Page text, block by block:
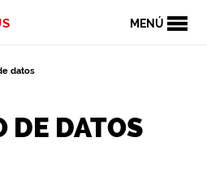
MENÚ
datos
DE DATOS